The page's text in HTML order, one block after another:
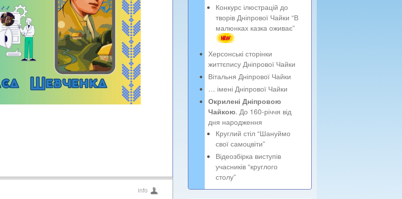
info
Конкурс ілюстрацій до
творів Дніпрової Чайки “В
малюнках казка оживає”
Херсонські сторінки
життєпису Дніпрової Чайки
Вітальня Дніпрової Чайки
… імені Дніпрової Чайки
Окрилені Дніпровою
Чайкою. До 160-річчя від
дня народження
Круглий стіл “Шануймо
свої самоцвіти”
Відеозбірка виступів
учасників “круглого
столу”